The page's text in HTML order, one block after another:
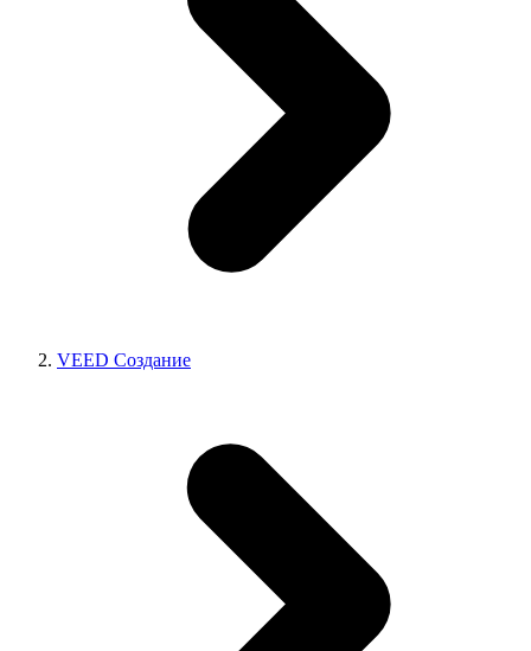
VEED Создание